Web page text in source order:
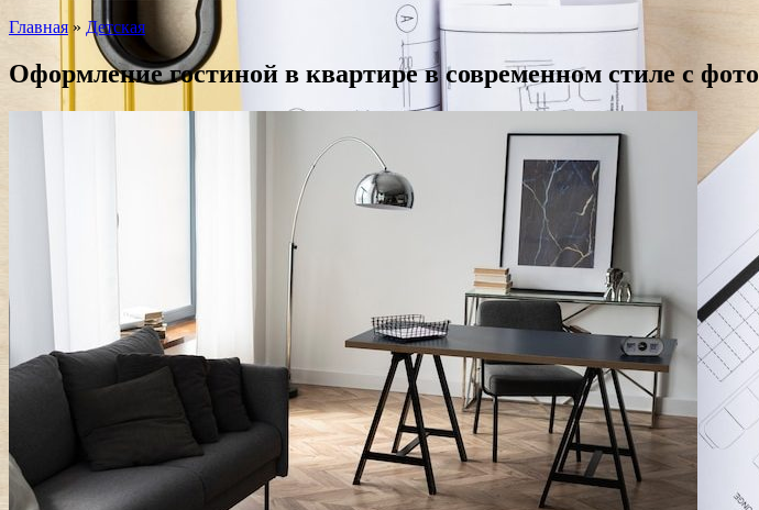
Главная » Детская
Оформление гостиной в квартире в современном стиле с фото